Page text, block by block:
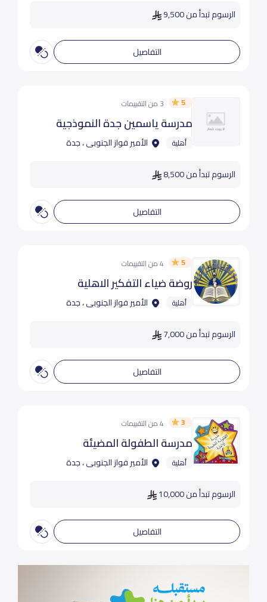
الرسوم تبدأ من 9,500
التفاصيل
5 3 من التقييمات
مدرسة ياسمين جدة النموذجية
أهلية الأمير فواز الجنوبى ، جدة
الرسوم تبدأ من 8,500
التفاصيل
5 4 من التقييمات
روضة ضياء التفكير الاهلية
أهلية الأمير فواز الجنوبى ، جدة
الرسوم تبدأ من 7,000
التفاصيل
3 4 من التقييمات
مدرسة الطفولة المضيئة
أهلية الأمير فواز الجنوبى ، جدة
الرسوم تبدأ من 10,000
التفاصيل